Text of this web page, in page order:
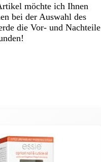
möchte ich Ihnen
bei der Auswahl des
die Vor- und Nachteile